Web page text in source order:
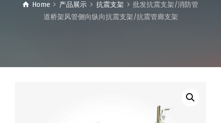
Home 产品展示 抗震支架
批发抗震支架/消防管
道桥架风管侧向纵向抗震支架/抗震管廊支架